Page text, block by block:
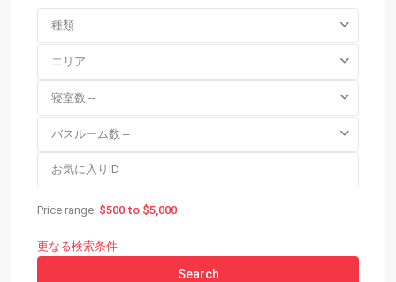
種類
エリア
寝室数 --
バスルーム数 --
Price range: $500 to $5,000
更なる検索条件
Search